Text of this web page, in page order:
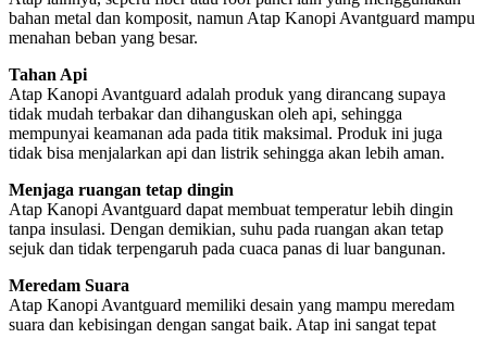
bahan metal dan komposit, namun Atap Kanopi Avantguard mampu
menahan beban yang besar.
Tahan Api
Atap Kanopi Avantguard adalah produk yang dirancang supaya
tidak mudah terbakar dan dihanguskan oleh api, sehingga
mempunyai keamanan ada pada titik maksimal. Produk ini juga
tidak bisa menjalarkan api dan listrik sehingga akan lebih aman.
Menjaga ruangan tetap dingin
Atap Kanopi Avantguard dapat membuat temperatur lebih dingin
tanpa insulasi. Dengan demikian, suhu pada ruangan akan tetap
sejuk dan tidak terpengaruh pada cuaca panas di luar bangunan.
Meredam Suara
Atap Kanopi Avantguard memiliki desain yang mampu meredam
suara dan kebisingan dengan sangat baik. Atap ini sangat tepat